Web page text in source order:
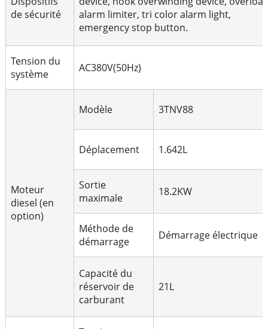
de sécurité
alarm limiter, tri color alarm light,
emergency stop button.
Tension du
système
AC380V(50Hz)
Moteur
diesel (en
option)
Modèle 3TNV88
Déplacement 1.642L
Sortie
maximale
18.2KW
Méthode de
démarrage
Démarrage électrique
Capacité du
réservoir de
carburant
21L